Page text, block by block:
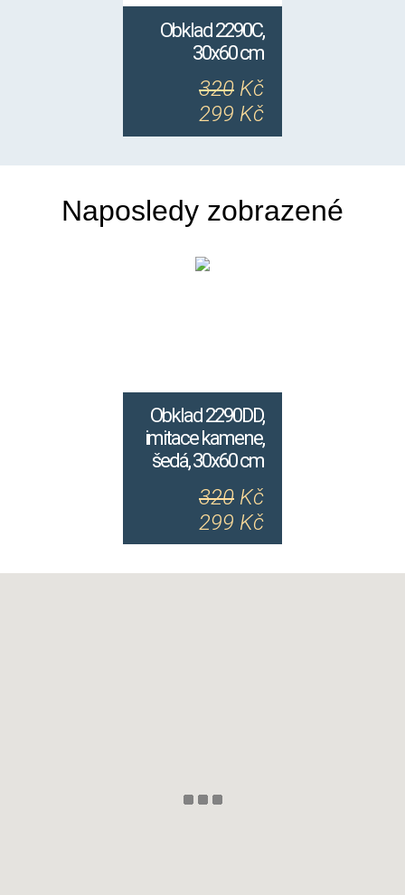
Obklad 2290C,
30x60 cm
320 Kč
299 Kč
Naposledy zobrazené
Obklad 2290DD,
imitace kamene,
šedá, 30x60 cm
320 Kč
299 Kč